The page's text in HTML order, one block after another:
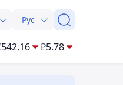
Рус
542.16 ₽5.78